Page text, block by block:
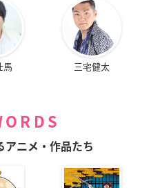
馬 三宅健太
アニメ・作品たち